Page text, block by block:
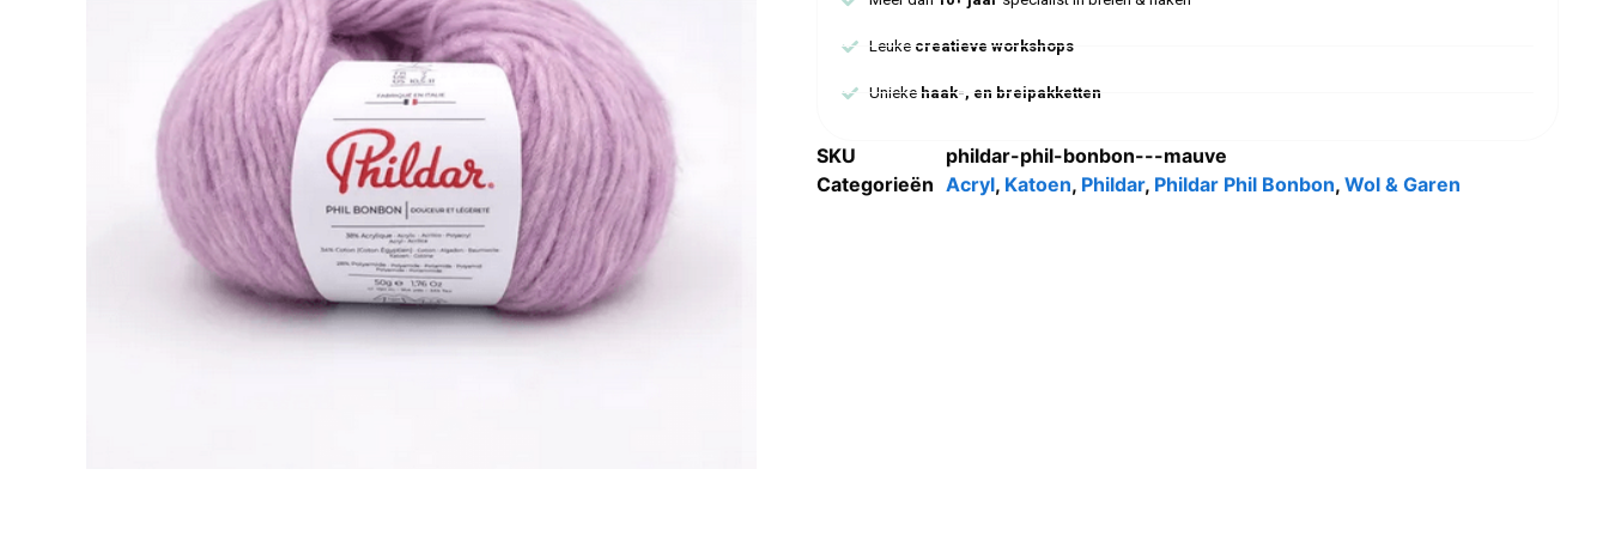
Leuke creatieve workshops
Uniekehaak-, en breipakketten
SKU
phildar-phil-bonbon---mauve
Categorieën Acryl, Katoen, Phildar, Phildar Phil Bonbon, Wol & Garen